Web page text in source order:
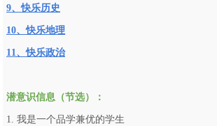
9、快乐历史
10、快乐地理
11、快乐政治
潜意识信息（节选）：
1. 我是一个品学兼优的学生